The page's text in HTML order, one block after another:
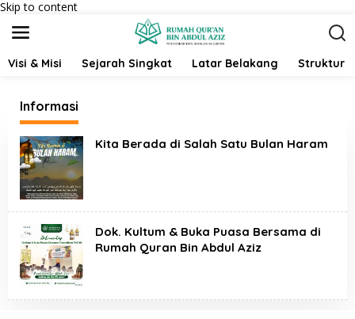
Skip to content
Visi & Misi Sejarah Singkat Latar Belakang Struktur
Informasi
Kita Berada di Salah Satu Bulan Haram
Dok. Kultum & Buka Puasa Bersama di
Rumah Quran Bin Abdul Aziz